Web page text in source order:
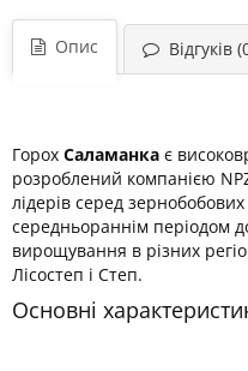
Опис Відгуків
Горох Саламанка є
розроблений компанією
лідерів серед
середньораннім періодом
вирощування в різних
Лісостеп і Степ.
Основні